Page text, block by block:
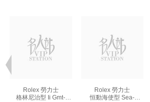
Rolex 勞力士
格林尼治型 Ii Gmt-
Rolex 勞力士
恒動海使型 Sea-